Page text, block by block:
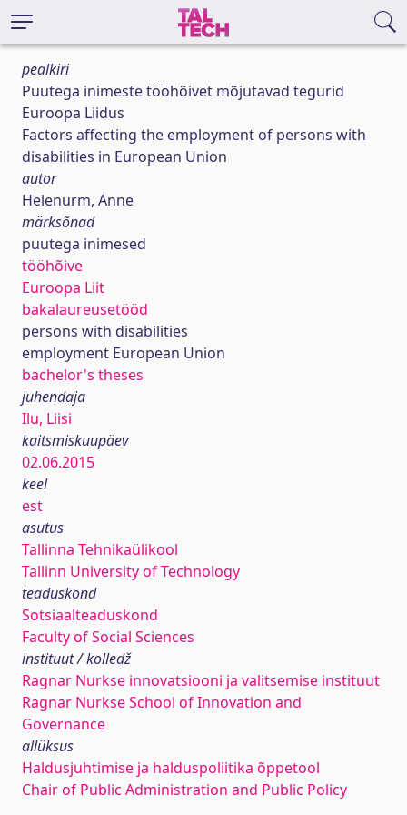
pealkiri
Puutega inimeste tööhõivet mõjutavad tegurid
Euroopa Liidus
Factors affecting the employment of persons with
disabilities in European Union
autor
Helenurm, Anne
märksõnad
puutega inimesed
tööhõive
Euroopa Liit
bakalaureusetööd
persons with disabilities
employment European Union
bachelor's theses
juhendaja
Ilu, Liisi
kaitsmiskuupäev
02.06.2015
keel
est
asutus
Tallinna Tehnikaülikool
Tallinn University of Technology
teaduskond
Sotsiaalteaduskond
Faculty of Social Sciences
instituut / kolledž
Ragnar Nurkse innovatsiooni ja valitsemise instituut
Ragnar Nurkse School of Innovation and
Governance
allüksus
Haldusjuhtimise ja halduspoliitika õppetool
Chair of Public Administration and Public Policy